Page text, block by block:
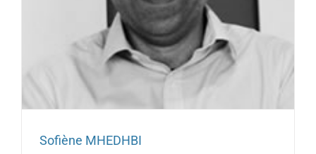
Sofiène MHEDHBI